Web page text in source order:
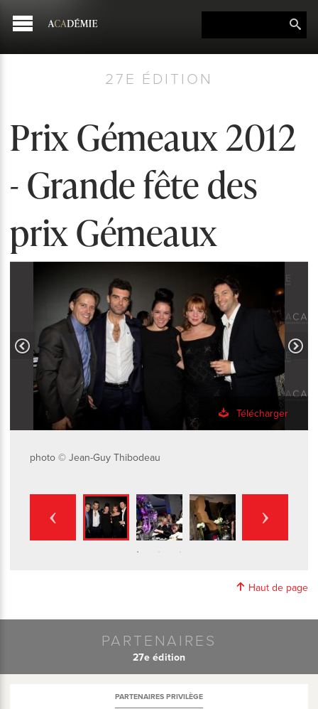
27E ÉDITION
Prix Gémeaux 2012
- Grande fête des
prix Gémeaux
Télécharger
photo © Jean-Guy Thibodeau
Haut de page
PARTENAIRES
27e édition
PARTENAIRES PRIVILÈGE